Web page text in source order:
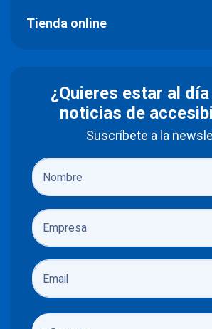
Tienda online
¿Quieres estar al
noticias de
Suscríbete a la